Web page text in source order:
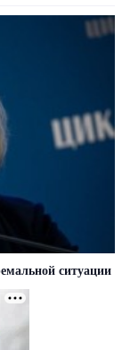
ситуации